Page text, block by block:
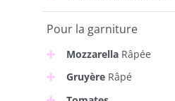
Pour la garniture
MozzarellaRâpée
GruyèreRâpé